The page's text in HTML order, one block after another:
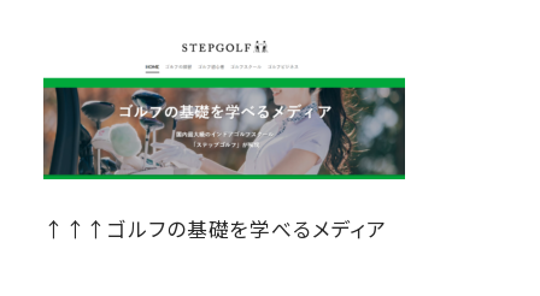
↑↑↑ゴルフの基礎を学べるメディア